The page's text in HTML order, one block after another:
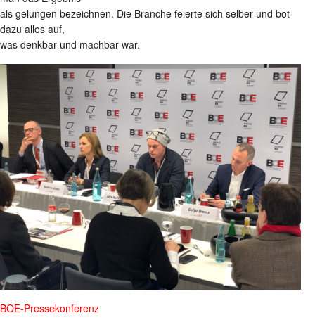
als gelungen bezeichnen. Die Branche feierte sich selber und bot
dazu alles auf,
was denkbar und machbar war.
BOE-Pressekonferenz